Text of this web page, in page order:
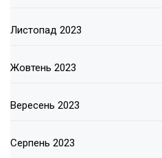
Листопад 2023
Жовтень 2023
Вересень 2023
Серпень 2023